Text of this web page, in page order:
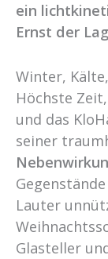
ein
Ernst der
Winter,
Höchste
und das
seiner
Lauter
Glasteller